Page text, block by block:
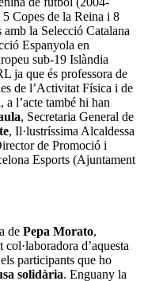
Copes de la Reina i 8
la Selecció Catalana
Espanyola en
sub-19 Islàndia
ja que és professora de
de l’Activitat Física i de
l’acte també hi han
, Secretaria General de
, Il·lustríssima Alcaldessa
de Promoció i
Esports (Ajuntament
de Pepa Morato,
col·laboradora d’aquesta
participants que ho
solidària. Enguany la